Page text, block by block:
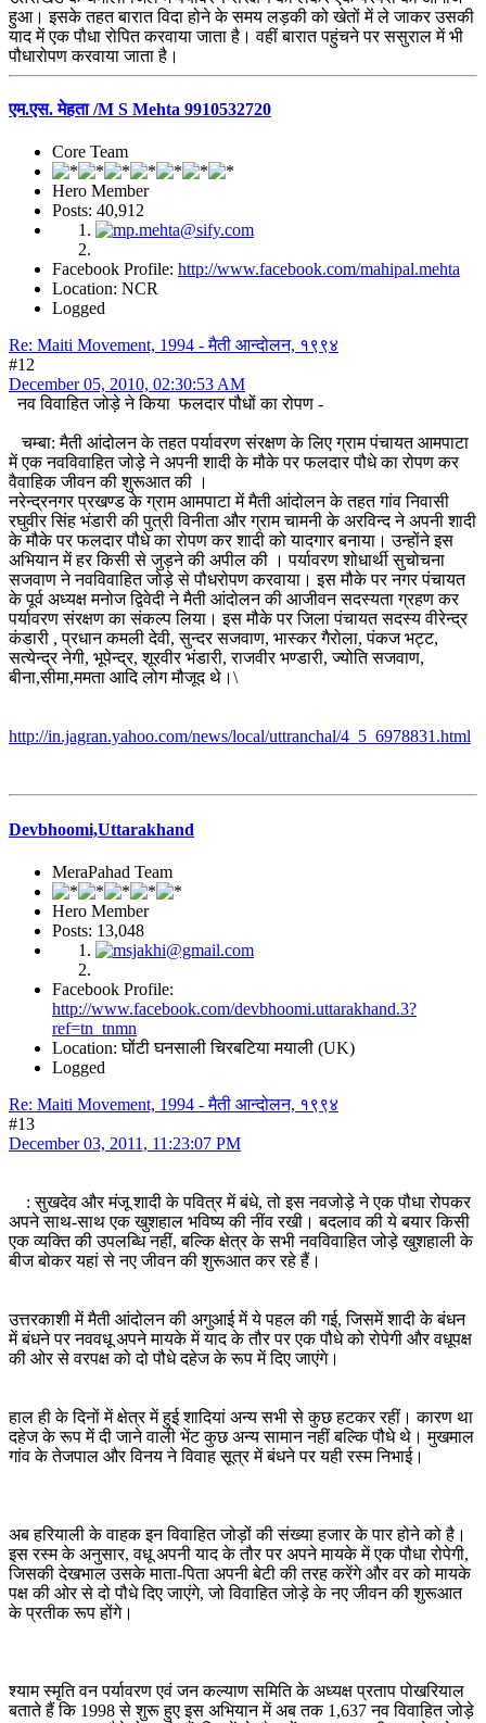
हुआ। इसके तहत बारात विदा होने के समय लड़की को खेतों में ले जाकर उसकी
याद में एक पौधा रोपित करवाया जाता है। वहीं बारात पहुंचने पर ससुराल में भी
पौधारोपण करवाया जाता है।
एम.एस. मेहता /M S Mehta 9910532720
Core Team
Hero Member
Posts: 40,912
Facebook Profile: http://www.facebook.com/mahipal.mehta
Location: NCR
Logged
Re: Maiti Movement, 1994 - मैती आन्दोलन, १९९४
#12
December 05, 2010, 02:30:53 AM
नव विवाहित जोड़े ने किया फलदार पौधों का रोपण -
चम्बा: मैती आंदोलन के तहत पर्यावरण संरक्षण के लिए ग्राम पंचायत आमपाटा
में एक नवविवाहित जोड़े ने अपनी शादी के मौके पर फलदार पौधे का रोपण कर
वैवाहिक जीवन की शुरूआत की ।
नरेन्द्रनगर प्रखण्ड के ग्राम आमपाटा में मैती आंदोलन के तहत गांव निवासी
रघुवीर सिंह भंडारी की पुत्री विनीता और ग्राम चामनी के अरविन्द ने अपनी शादी
के मौके पर फलदार पौधे का रोपण कर शादी को यादगार बनाया। उन्होंने इस
अभियान में हर किसी से जुड़ने की अपील की । पर्यावरण शोधार्थी सुचोचना
सजवाण ने नवविवाहित जोड़े से पौधरोपण करवाया। इस मौके पर नगर पंचायत
के पूर्व अध्यक्ष मनोज द्विवेदी ने मैती आंदोलन की आजीवन सदस्यता ग्रहण कर
पर्यावरण संरक्षण का संकल्प लिया। इस मौके पर जिला पंचायत सदस्य वीरेन्द्र
कंडारी , प्रधान कमली देवी, सुन्दर सजवाण, भास्कर गैरोला, पंकज भट्ट,
सत्येन्द्र नेगी, भूपेन्द्र, शूरवीर भंडारी, राजवीर भण्डारी, ज्योति सजवाण,
बीना,सीमा,ममता आदि लोग मौजूद थे।\
http://in.jagran.yahoo.com/news/local/uttranchal/4_5_6978831.html
Devbhoomi,Uttarakhand
MeraPahad Team
Hero Member
Posts: 13,048
Facebook Profile:
http://www.facebook.com/devbhoomi.uttarakhand.3?
ref=tn_tnmn
Location: घोंटी घनसाली चिरबटिया मयाली (UK)
Logged
Re: Maiti Movement, 1994 - मैती आन्दोलन, १९९४
#13
December 03, 2011, 11:23:07 PM
: सुखदेव और मंजू शादी के पवित्र में बंधे, तो इस नवजोड़े ने एक पौधा रोपकर
अपने साथ-साथ एक खुशहाल भविष्य की नींव रखी। बदलाव की ये बयार किसी
एक व्यक्ति की उपलब्धि नहीं, बल्कि क्षेत्र के सभी नवविवाहित जोड़े खुशहाली के
बीज बोकर यहां से नए जीवन की शुरूआत कर रहे हैं।
उत्तरकाशी में मैती आंदोलन की अगुआई में ये पहल की गई, जिसमें शादी के बंधन
में बंधने पर नववधू अपने मायके में याद के तौर पर एक पौधे को रोपेगी और वधूपक्ष
की ओर से वरपक्ष को दो पौधे दहेज के रूप में दिए जाएंगे।
हाल ही के दिनों में क्षेत्र में हुई शादियां अन्य सभी से कुछ हटकर रहीं। कारण था
दहेज के रूप में दी जाने वाली भेंट कुछ अन्य सामान नहीं बल्कि पौधे थे। मुखमाल
गांव के तेजपाल और विनय ने विवाह सूत्र में बंधने पर यही रस्म निभाई।
अब हरियाली के वाहक इन विवाहित जोड़ों की संख्या हजार के पार होने को है।
इस रस्म के अनुसार, वधू अपनी याद के तौर पर अपने मायके में एक पौधा रोपेगी,
जिसकी देखभाल उसके माता-पिता अपनी बेटी की तरह करेंगे और वर को मायके
पक्ष की ओर से दो पौधे दिए जाएंगे, जो विवाहित जोड़े के नए जीवन की शुरूआत
के प्रतीक रूप होंगे।
श्याम स्मृति वन पर्यावरण एवं जन कल्याण समिति के अध्यक्ष प्रताप पोखरियाल
बताते हैं कि 1998 से शुरू हुए इस अभियान में अब तक 1,637 नव विवाहित जोड़े